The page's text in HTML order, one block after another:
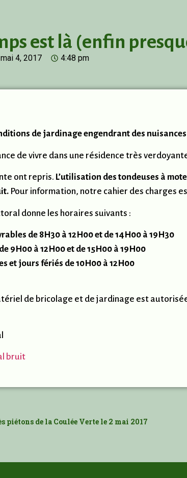
est là (enfin
mai 4, 2017 4:48 pm
de jardinage engendrant des
de vivre dans une résidence très
ont repris. L’utilisation des tondeuses à
Pour information, notre cahier des charges
donne les horaires suivants :
de 8H30 à 12H00 et de 14H00 à 19H30
9H00 à 12H00 et de 15H00 à 19H00
et jours fériés de 10H00 à 12H00
de bricolage et de jardinage est
bruit
piétons de la Coulée Verte le 2 mai 2017